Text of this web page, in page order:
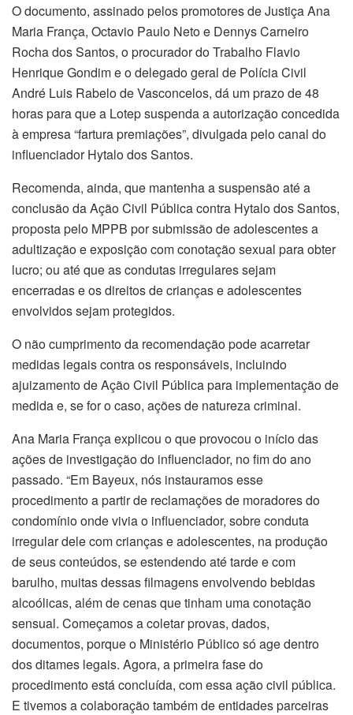
O documento, assinado pelos promotores de Justiça Ana
Maria França, Octavio Paulo Neto e Dennys Carneiro
Rocha dos Santos, o procurador do Trabalho Flavio
Henrique Gondim e o delegado geral de Polícia Civil
André Luis Rabelo de Vasconcelos, dá um prazo de 48
horas para que a Lotep suspenda a autorização concedida
à empresa “fartura premiações”, divulgada pelo canal do
influenciador Hytalo dos Santos.
Recomenda, ainda, que mantenha a suspensão até a
conclusão da Ação Civil Pública contra Hytalo dos Santos,
proposta pelo MPPB por submissão de adolescentes a
adultização e exposição com conotação sexual para obter
lucro; ou até que as condutas irregulares sejam
encerradas e os direitos de crianças e adolescentes
envolvidos sejam protegidos.
O não cumprimento da recomendação pode acarretar
medidas legais contra os responsáveis, incluindo
ajuizamento de Ação Civil Pública para implementação de
medida e, se for o caso, ações de natureza criminal.
Ana Maria França explicou o que provocou o início das
ações de investigação do influenciador, no fim do ano
passado. “Em Bayeux, nós instauramos esse
procedimento a partir de reclamações de moradores do
condomínio onde vivia o influenciador, sobre conduta
irregular dele com crianças e adolescentes, na produção
de seus conteúdos, se estendendo até tarde e com
barulho, muitas dessas filmagens envolvendo bebidas
alcoólicas, além de cenas que tinham uma conotação
sensual. Começamos a coletar provas, dados,
documentos, porque o Ministério Público só age dentro
dos ditames legais. Agora, a primeira fase do
procedimento está concluída, com essa ação civil pública.
E tivemos a colaboração também de entidades parceiras